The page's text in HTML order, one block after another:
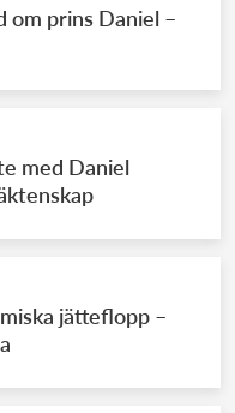
om prins Daniel –
med Daniel
jätteflopp –